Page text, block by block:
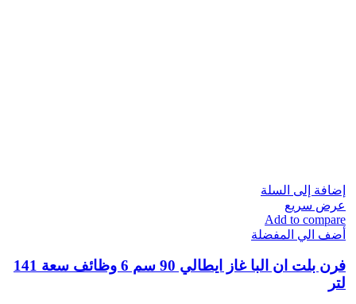
إضافة إلى السلة
عرض سريع
Add to compare
أضف الي المفضلة
فرن بلت ان البا​ غاز ايطالي 90 سم 6 وظائف سعة 141
لتر